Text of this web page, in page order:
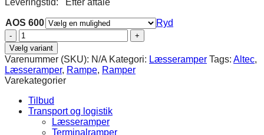
AOS 600
Ryd
AOS
600
-
max.
1230
kg
antal
Vælg variant
Varenummer (SKU): N/A Kategori: Læsseramper Tags: Altec,
Læsseramper, Rampe, Ramper
Varekategorier
Tilbud
Transport og logistik
Læsseramper
Terminalramper